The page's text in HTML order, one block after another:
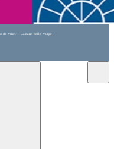
da Vinci" - Cassano delle Murge